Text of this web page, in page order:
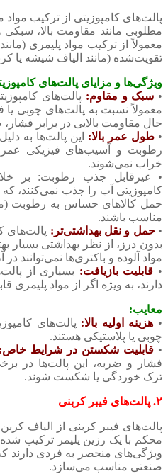
پالت‌های کامپوزیتی از ترکیب
مطلوبی مانند مقاومت بالا، سبکی
معمولاً از ترکیب مواد پلیمری (مانند
تقویت‌شده (مانند الیاف شیشه یا
ویژگی‌ها و مزایای پالت‌های
• سبک و مقاوم: پالت‌های
معمولاً نسبت به پالت‌های چوبی
حال مقاومت بالایی در برابر
• طول عمر بالا:
این پالت‌ها به
رطوبت و آسیب‌های فیزیکی عمر
خراب نمی‌شوند.
• غیرقابل جذب رطوبت: بر
کامپوزیتی آب را جذب نمی‌کنند،
حمل کالاهای حساس به رطوبت
مناسب باشند.
•حمل و نقل بهداشتی‌تر: پالت‌های
بدون درز، از نظر بهداشتی بسیار
مواد آلوده و باکتری‌ها نمی‌توانند در
• قابلیت بازیافت: بسیاری از
دارند، به ویژه اگر از مواد پلیمری
معایب:
• هزینه اولیه بالا: پالت‌های
چوبی یا پلاستیکی هستند.
• قابلیت شکستن در شرایط خاص:
فشار و ضربه، این پالت‌ها در
ترک خوردگی یا شکست شوند.
۲. پالت‌های فیبر کربنی
پالت‌های فیبر کربنی از الیاف
محکم با یک رزین پلیمر ترکیب
ویژگی‌های منحصر به فردی دارند
صنعتی مناسب می‌سازد.